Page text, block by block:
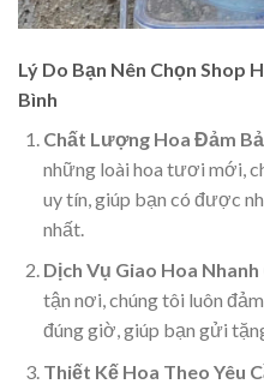
Lý Do Bạn Nên Chọn Shop
Bình
Chất Lượng Hoa Đảm
những loài hoa tươi mới,
uy tín, giúp bạn có được
nhất.
Dịch Vụ Giao Hoa Nhanh
tận nơi, chúng tôi luôn
đúng giờ, giúp bạn gửi
Thiết Kế Hoa Theo Yêu